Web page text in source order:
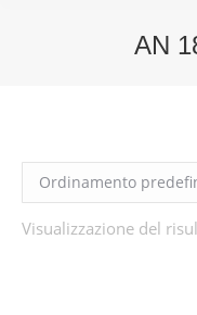
AN
Visualizzazione del